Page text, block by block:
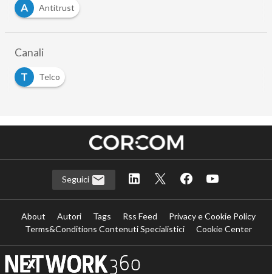
A
Antitrust
Canali
T
Telco
Seguici
About Autori Tags Rss Feed
Privacy e Cookie Policy
Terms&Conditions Contenuti Specialistici
Cookie Center